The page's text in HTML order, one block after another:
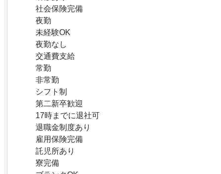
社会保険完備
夜勤
未経験OK
夜勤なし
交通費支給
常勤
非常勤
シフト制
第二新卒歓迎
17時までに退社可
退職金制度あり
雇用保険完備
託児所あり
寮完備